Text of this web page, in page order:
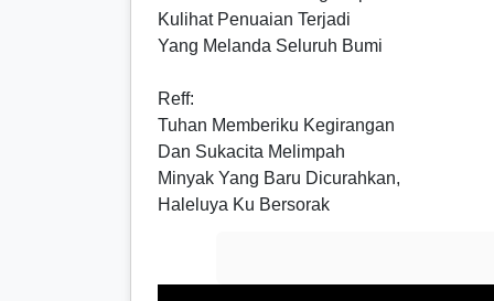
Kulihat Penuai­an Terjadi
Yang Melanda Seluruh Bumi
Reff:
Tuhan Memberiku Kegirangan
Dan Sukacita Melimpah
Minyak Yang Baru Dicurahkan,
Haleluya Ku Bersorak